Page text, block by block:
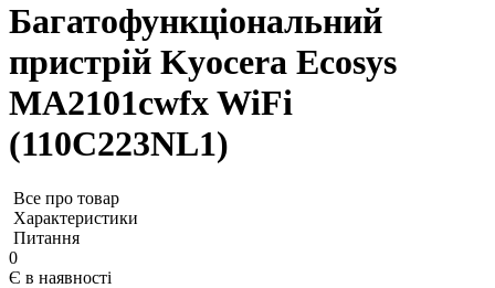
Багатофункціональний
пристрій Kyocera Ecosys
MA2101cwfx WiFi
(110C223NL1)
Все про товар
Характеристики
Питання
0
Є в наявності